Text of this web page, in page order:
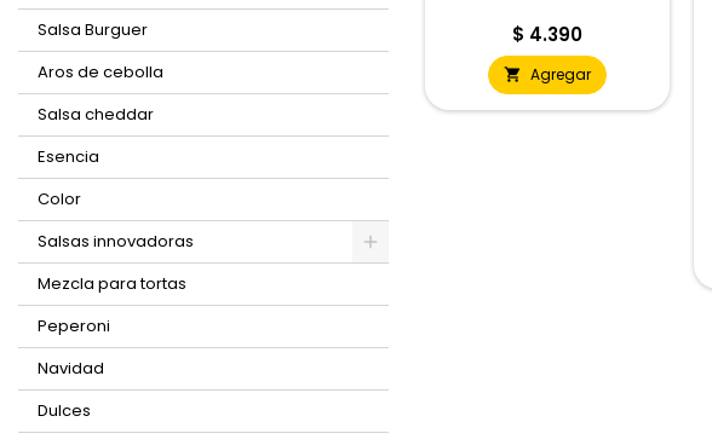
Salsa Burguer
Aros de cebolla
Salsa cheddar
Esencia
Color
Salsas innovadoras
Mezcla para tortas
Peperoni
Navidad
Dulces
Precio
$ 4.390
 Agregar